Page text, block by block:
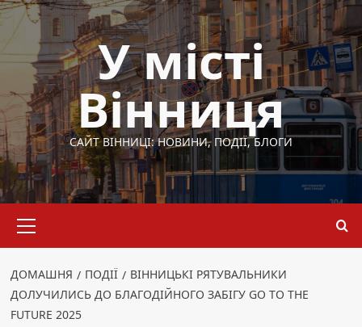
Перейти
до
вмісту
У місті
Вінниця
САЙТ ВІННИЦІ: НОВИНИ, ПОДІЇ, БЛОГИ
меню
ДОМАШНЯ ПОДІЇ
ВІННИЦЬКІ РЯТУВАЛЬНИКИ
ДОЛУЧИЛИСЬ ДО БЛАГОДІЙНОГО ЗАБІГУ GO TO THE
FUTURE 2025